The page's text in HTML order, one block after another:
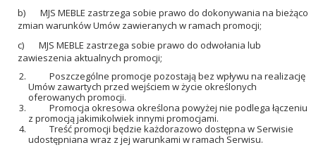
b) MJS MEBLE zastrzega sobie prawo do dokonywania na bieżąco
zmian warunków Umów zawieranych w ramach promocji;
c) MJS MEBLE zastrzega sobie prawo do odwołania lub
zawieszenia aktualnych promocji;
Poszczególne promocje pozostają bez wpływu na realizację
Umów zawartych przed wejściem w życie określonych
oferowanych promocji.
Promocja okresowa określona powyżej nie podlega łączeniu
z promocją jakimikolwiek innymi promocjami.
Treść promocji będzie każdorazowo dostępna w Serwisie
udostępniana wraz z jej warunkami w ramach Serwisu.